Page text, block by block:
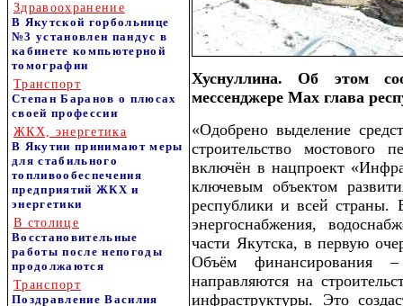
Здравоохранение
В Якутской горбольнице
№3 установлен пандус в
кабинете компьютерной
томографии
Транспорт
Степан Баранов о плюсах
своей профессии
ЖКХ, энергетика
В Якутии принимают меры
для стабильного
топливообеспечения
предприятий ЖКХ и
энергетики
В столице
Восстановительные
работы после непогоды
продолжаются
Транспорт
Поздравление Василия
Хуснуллина. Об этом
мессенджере Мax глава
«Одобрено выделение
строительство мостового
включён в нацпроект
ключевым объектом
республики и всей страны.
энергоснабжения,
части Якутска, в первую
Объём финансирования
направляются на
инфраструктуры. Это